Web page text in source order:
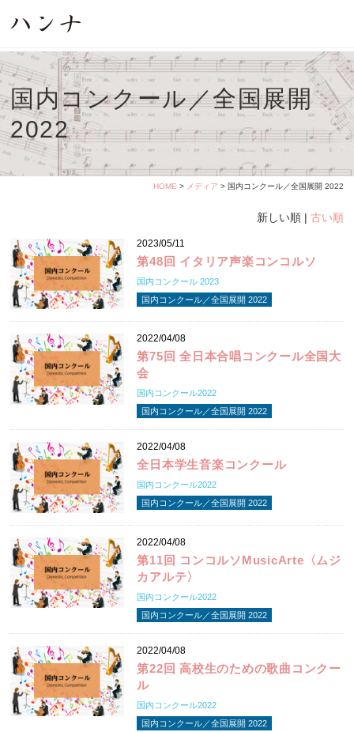
国内コンクール／全国展開
2022
HOME > メディア > 国内コンクール／全国展開 2022
新しい順 | 古い順
2023/05/11
第48回 イタリア声楽コンコルソ
国内コンクール 2023
国内コンクール／全国展開 2022
2022/04/08
第75回 全日本合唱コンクール全国大
会
国内コンクール2022
国内コンクール／全国展開 2022
2022/04/08
全日本学生音楽コンクール
国内コンクール2022
国内コンクール／全国展開 2022
2022/04/08
第11回 コンコルソMusicArte〈ムジ
カアルテ〉
国内コンクール2022
国内コンクール／全国展開 2022
2022/04/08
第22回 高校生のための歌曲コンクー
ル
国内コンクール2022
国内コンクール／全国展開 2022